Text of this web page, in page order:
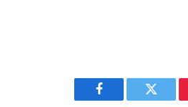
Facebook Twitter